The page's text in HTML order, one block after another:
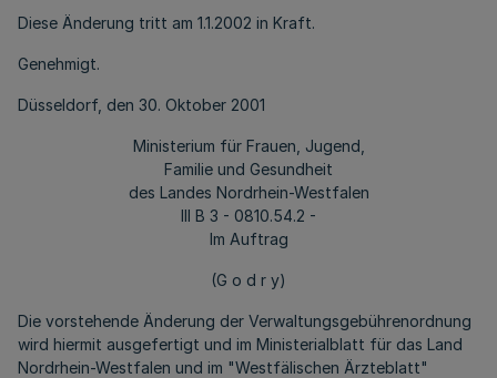
Diese Änderung tritt am 1.1.2002 in Kraft.
Genehmigt.
Düsseldorf, den 30. Oktober 2001
Ministerium für Frauen, Jugend,
Familie und Gesundheit
des Landes Nordrhein-Westfalen
III B 3 - 0810.54.2 -
Im Auftrag
(G o d r y)
Die vorstehende Änderung der Verwaltungsgebührenordnung
wird hiermit ausgefertigt und im Ministerialblatt für das Land
Nordrhein-Westfalen und im "Westfälischen Ärzteblatt"